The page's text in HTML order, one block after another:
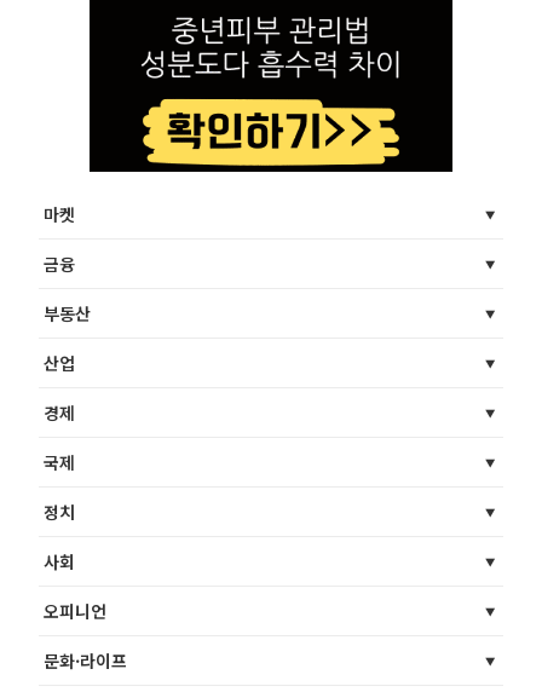
마켓
금융
부동산
산업
경제
국제
정치
사회
오피니언
문화·라이프